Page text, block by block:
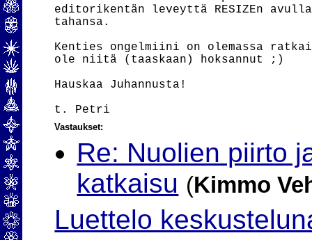
editorikentän leveyttä RESIZEn
tahansa.
Kenties ongelmiini on olemassa
ole niitä (taaskaan) hoksannut ;)
Hauskaa Juhannusta!
Vastaukset:
Re: Nuolien piirto
katkaisu (Kimmo
Luettelo